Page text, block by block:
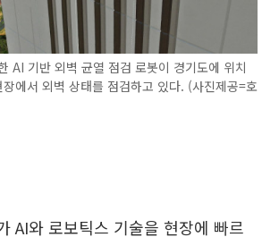
AI 기반 외벽 균열 점검 로봇이 경기도에 위치
에서 외벽 상태를 점검하고 있다. (사진제공=호
AI와 로보틱스 기술을 현장에 빠르